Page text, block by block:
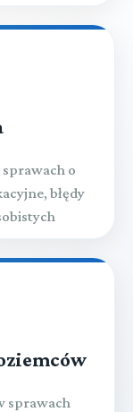
o
błędy
sprawach